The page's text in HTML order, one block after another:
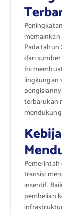
Pada tahun
dari
Ini
lingkungan
terbarukan
transisi
insentif.
pembelian